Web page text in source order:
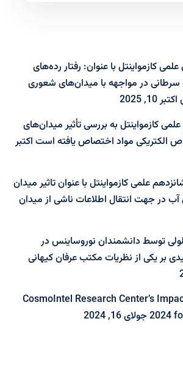
کازمواینتل با عنوان: رفتار رده‌های
سرطانی در مواجهه با میدان‌های شعوری
اکتبر 10, 2025
کازمواینتل به بررسی تأثیر میدان‌های
الکتریکی مواد اختصاص یافته است اکتبر
علمی کازمواینتل با عنوان تاثیر میدان
در جهت انتقال اطلاعات ناشی از میدان
توسط دانشمندان نوروساینس در
بر یکی از نظریات مکتب عرفان کیهانی
CosmoIntel Research Center’s
2024جولای 16, 2024